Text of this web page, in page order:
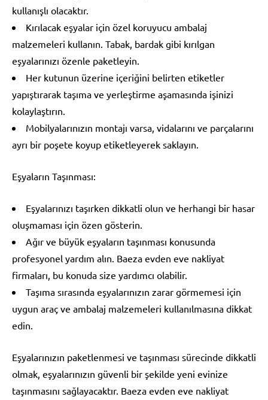
kullanışlı olacaktır.
Kırılacak eşyalar için özel koruyucu ambalaj
malzemeleri kullanın. Tabak, bardak gibi kırılgan
eşyalarınızı özenle paketleyin.
Her kutunun üzerine içeriğini belirten etiketler
yapıştırarak taşıma ve yerleştirme aşamasında işinizi
kolaylaştırın.
Mobilyalarınızın montajı varsa, vidalarını ve parçalarını
ayrı bir poşete koyup etiketleyerek saklayın.
Eşyaların Taşınması:
Eşyalarınızı taşırken dikkatli olun ve herhangi bir hasar
oluşmaması için özen gösterin.
Ağır ve büyük eşyaların taşınması konusunda
profesyonel yardım alın. Baeza evden eve nakliyat
firmaları, bu konuda size yardımcı olabilir.
Taşıma sırasında eşyalarınızın zarar görmemesi için
uygun araç ve ambalaj malzemeleri kullanılmasına dikkat
edin.
Eşyalarınızın paketlenmesi ve taşınması sürecinde dikkatli
olmak, eşyalarınızın güvenli bir şekilde yeni evinize
taşınmasını sağlayacaktır. Baeza evden eve nakliyat